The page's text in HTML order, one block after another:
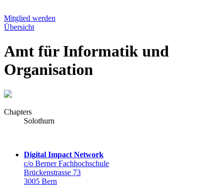
Mitglied werden
Übersicht
Amt für Informatik und
Organisation
Chapters
Solothurn
Digital Impact Network
c/o Berner Fachhochschule
Brückenstrasse 73
3005 Bern